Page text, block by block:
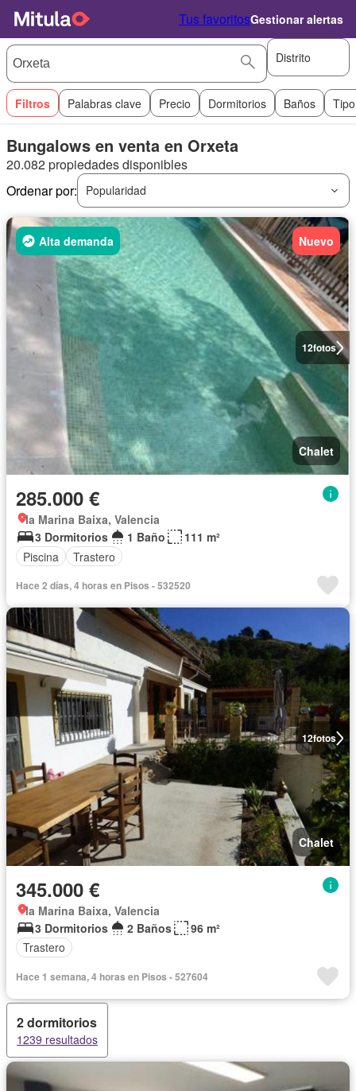
Tus favoritosGestionar alertas
Distrito
Filtros Palabras clave Precio Dormitorios Baños
Bungalows en venta en Orxeta
20.082 propiedades disponibles
Ordenar por:
Popularidad
12fotos
Alta demanda Nuevo
Chalet
285.000 €
la Marina Baixa, Valencia
3 Dormitorios
1 Baño
111 m²
Piscina
Trastero
Hace 2 días, 4 horas en Pisos - 532520
12fotos
Chalet
345.000 €
la Marina Baixa, Valencia
3 Dormitorios
2 Baños
96 m²
Trastero
Hace 1 semana, 4 horas en Pisos - 527604
2 dormitorios
1239 resultados